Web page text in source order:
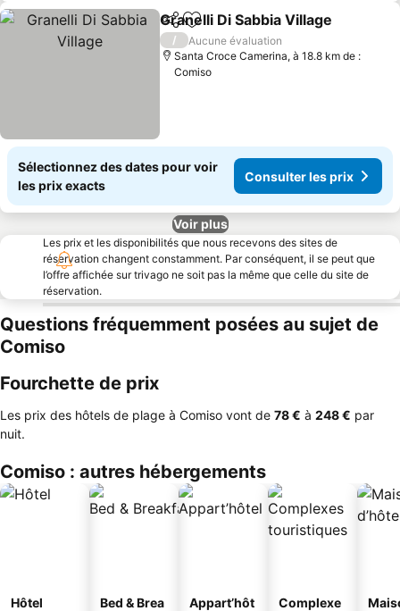
PartagerAjouter à mes favoris
Granelli Di Sabbia Village
/
Aucune évaluation
Santa Croce Camerina, à 18.8 km de :
Comiso
Sélectionnez des dates pour voir
les prix exacts
Consulter les prix
Voir plus
Les prix et les disponibilités que nous recevons des sites de
réservation changent constamment. Par conséquent, il se peut que
l’offre affichée sur trivago ne soit pas la même que celle du site de
réservation.
Questions fréquemment posées au sujet de
Comiso
Fourchette de prix
Les prix des hôtels de plage à Comiso vont de ‎78 € à ‎248 € par
nuit.
Comiso : autres hébergements
Hôtel
Bed & Brea
Appart’hôt
Complexe